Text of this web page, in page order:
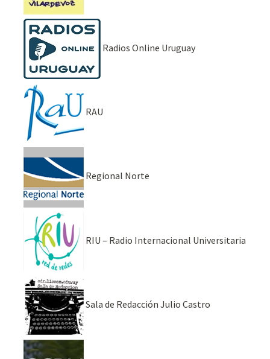
Radios Online Uruguay
RAU
Regional Norte
RIU – Radio Internacional Universitaria
Sala de Redacción Julio Castro